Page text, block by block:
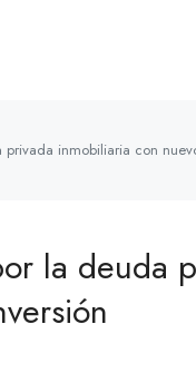
privada inmobiliaria con
la deuda